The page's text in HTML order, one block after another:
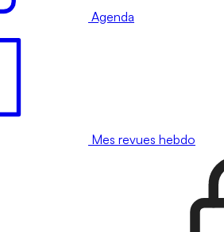
Agenda
Mes revues hebdo